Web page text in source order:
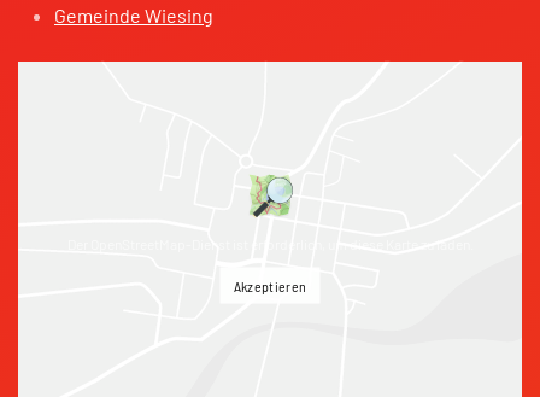
Gemeinde Wiesing
Akzeptieren